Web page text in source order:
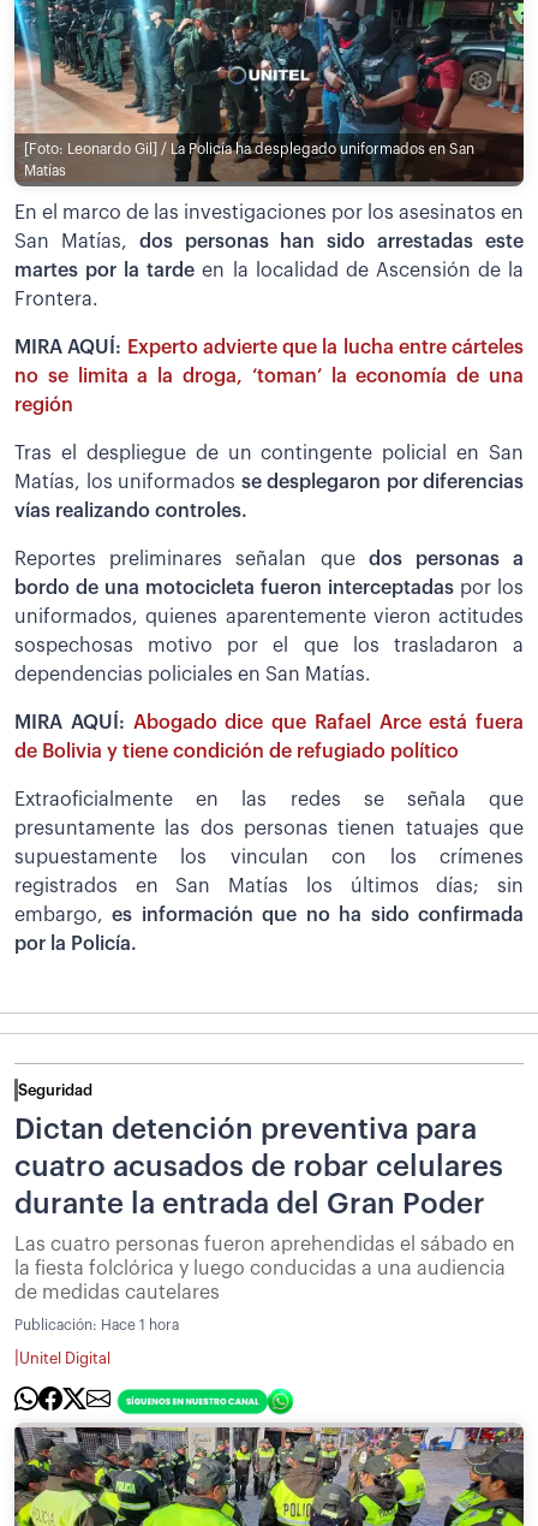
[Foto: Leonardo Gil] / La Policía ha desplegado uniformados en San
Matías
En el marco de las investigaciones por los asesinatos en
San Matías, dos personas han sido arrestadas este
martes por la tarde en la localidad de Ascensión de la
Frontera.
MIRA AQUÍ: Experto advierte que la lucha entre cárteles
no se limita a la droga, ‘toman’ la economía de una
región
Tras el despliegue de un contingente policial en San
Matías, los uniformados se desplegaron por diferencias
vías realizando controles.
Reportes preliminares señalan que dos personas a
bordo de una motocicleta fueron interceptadas por los
uniformados, quienes aparentemente vieron actitudes
sospechosas motivo por el que los trasladaron a
dependencias policiales en San Matías.
MIRA AQUÍ: Abogado dice que Rafael Arce está fuera
de Bolivia y tiene condición de refugiado político
Extraoficialmente en las redes se señala que
presuntamente las dos personas tienen tatuajes que
supuestamente los vinculan con los crímenes
registrados en San Matías los últimos días; sin
embargo,es información que no ha sido confirmada
por la Policía.
Seguridad
Dictan detención preventiva para
cuatro acusados de robar celulares
durante la entrada del Gran Poder
Las cuatro personas fueron aprehendidas el sábado en
la fiesta folclórica y luego conducidas a una audiencia
de medidas cautelares
Publicación: Hace 1 hora
Unitel Digital